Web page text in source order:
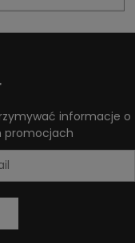
informacje o
promocjach